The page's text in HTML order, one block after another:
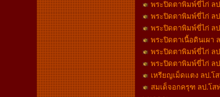
พระปิดตาพิมพ์ขี่ไก่ ล
พระปิดตาพิมพ์ขี่ไก่ ล
พระปิดตาพิมพ์ขี่ไก่ ล
พระปิดตาเนื้อดินเผา
พระปิดตาพิมพ์ขี่ไก่ ล
พระปิดตาพิมพ์ขี่ไก่ ล
เหรียญเม็ดแตง ลป.โ
สมเด็จอกครุฑ ลป.โส